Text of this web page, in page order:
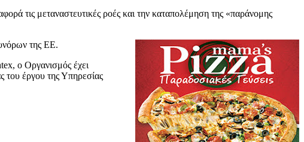
τις μεταναστευτικές ροές και την καταπολέμηση της «παράνομης
της ΕΕ.
ο Οργανισμός έχει
του έργου της Υπηρεσίας